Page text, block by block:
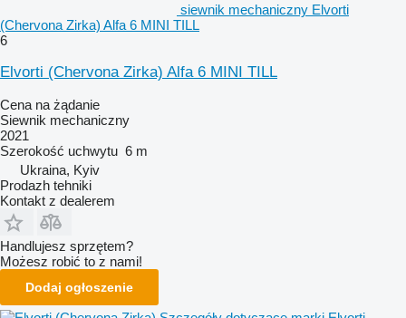
siewnik mechaniczny Elvorti
(Chervona Zirka) Alfa 6 MINI TILL
6
Elvorti (Chervona Zirka) Alfa 6 MINI TILL
Cena na żądanie
Siewnik mechaniczny
2021
Szerokość uchwytu 6 m
Ukraina, Kyiv
Prodazh tehniki
Kontakt z dealerem
Handlujesz sprzętem?
Możesz robić to z nami!
Dodaj ogłoszenie